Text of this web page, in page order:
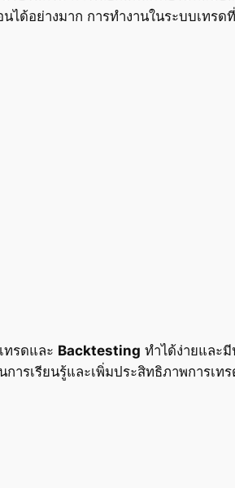
ได้อย่างมาก การทำงานในระบบเทร
ทรดและ Backtesting ทำได้ง่ายและ
รเรียนรู้และเพิ่มประสิทธิภาพการเทร